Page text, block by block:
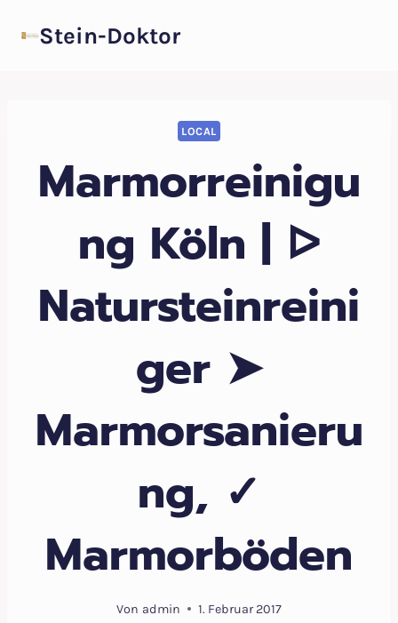
InhaltStein-Doktor
LOCAL
Marmorreinigu
ng Köln | ᐅ
Natursteinreini
ger ➤
Marmorsanieru
ng, ✓
Marmorböden
Von admin 1. Februar 2017